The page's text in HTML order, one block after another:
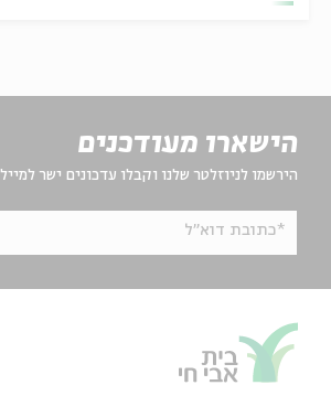
הישארו מעודכנים
הירשמו לניוזלטר שלנו וקבלו עדכונים ישר למייל
*כתובת דוא"ל